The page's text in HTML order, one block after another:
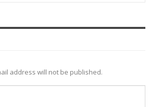
address will not be published.